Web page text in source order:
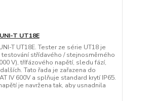
T UT18E
T UT18E. Tester ze série UT18 je
testování střídavého / stejnosměrného
V), třífázového napětí, sledu fází,
Tato řada je zařazena do
IV 600V a splňuje standard krytí IP65.
je navržena tak, aby usnadnila